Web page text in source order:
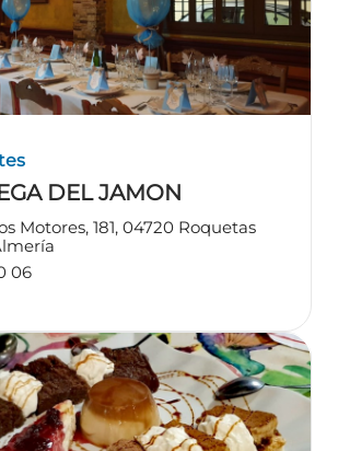
DEL JAMON
Motores, 181, 04720 Roquetas
06